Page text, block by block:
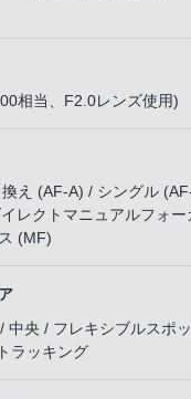
相当、F2.0レンズ使用)
え (AF-A) / シングル
レクトマニュアルフォ
(MF)
中央 / フレキシブルスポ
ラッキング